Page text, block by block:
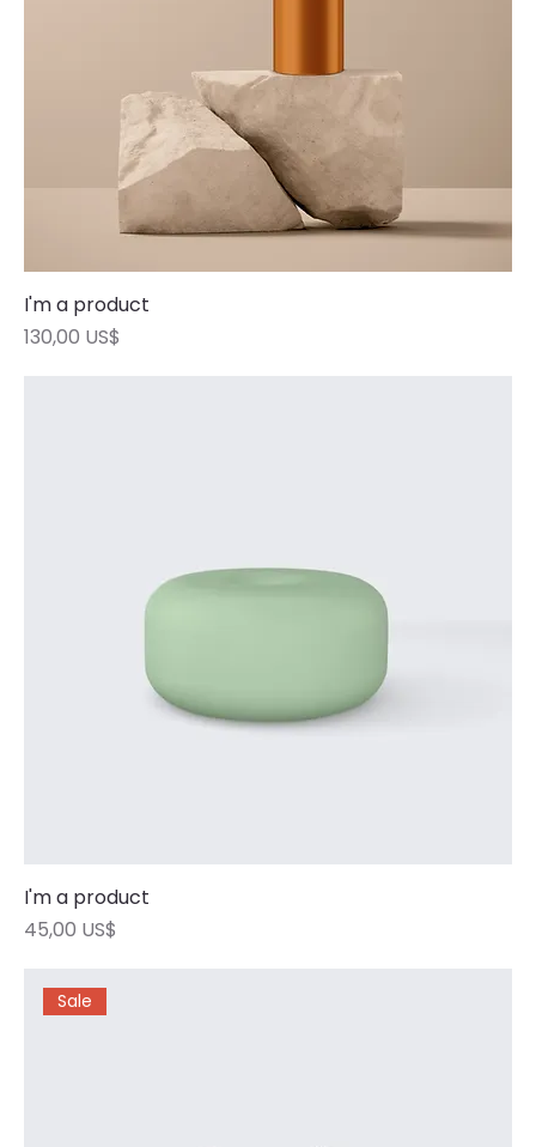
I'm a product
Precio
130,00 US$
I'm a product
Precio
45,00 US$
Sale